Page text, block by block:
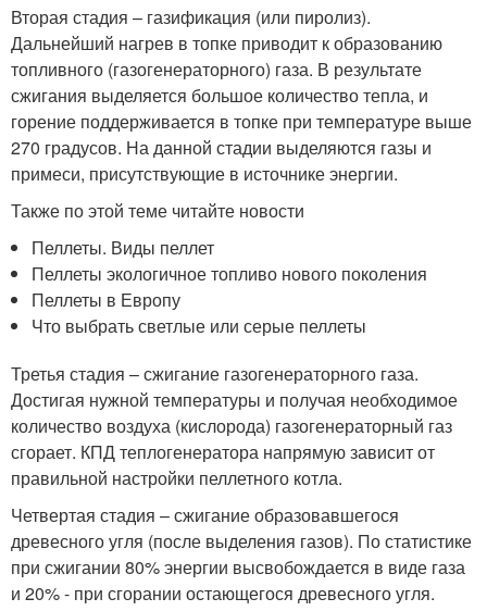
Вторая стадия – газификация (или пиролиз).
Дальнейший нагрев в топке приводит к образованию
топливного (газогенераторного) газа. В результате
сжигания выделяется большое количество тепла, и
горение поддерживается в топке при температуре выше
270 градусов. На данной стадии выделяются газы и
примеси, присутствующие в источнике энергии.
Также по этой теме читайте новости
Пеллеты. Виды пеллет
Пеллеты экологичное топливо нового поколения
Пеллеты в Европу
Что выбрать светлые или серые пеллеты
Третья стадия – сжигание газогенераторного газа.
Достигая нужной температуры и получая необходимое
количество воздуха (кислорода) газогенераторный газ
сгорает. КПД теплогенератора напрямую зависит от
правильной настройки пеллетного котла.
Четвертая стадия – сжигание образовавшегося
древесного угля (после выделения газов). По статистике
при сжигании 80% энергии высвобождается в виде газа
и 20% - при сгорании остающегося древесного угля.